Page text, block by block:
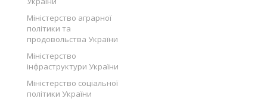
Міністерство аграрної
політики та
продовольства України
Міністерство
інфраструктури України
Міністерство соціальної
політики України